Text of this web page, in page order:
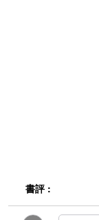
書評 :